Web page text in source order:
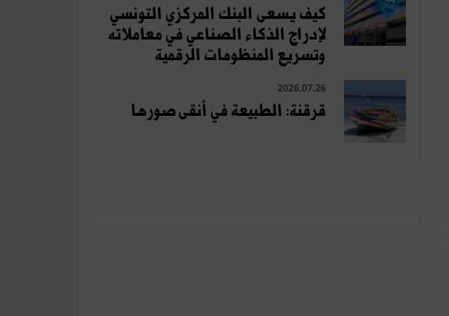
كيف يسعى البنك المركزي التونسي
لإدراج الذكاء الصناعي في معاملاته
وتسريع المنظومات الرقمية
2026.07.26
قرقنة: الطبيعة في أنقى صورها